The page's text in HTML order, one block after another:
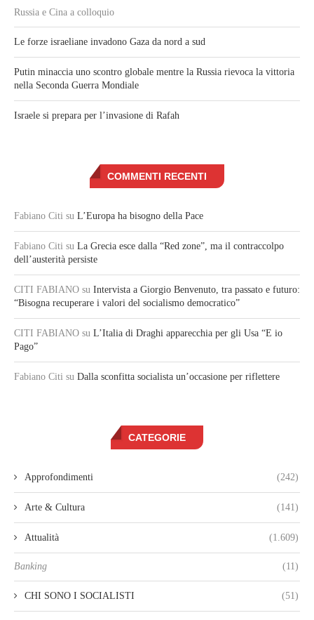
Russia e Cina a colloquio
Le forze israeliane invadono Gaza da nord a sud
Putin minaccia uno scontro globale mentre la Russia rievoca la vittoria
nella Seconda Guerra Mondiale
Israele si prepara per l’invasione di Rafah
COMMENTI RECENTI
Fabiano Citi su L’Europa ha bisogno della Pace
Fabiano Citi su La Grecia esce dalla “Red zone”, ma il contraccolpo
dell’austerità persiste
CITI FABIANO su Intervista a Giorgio Benvenuto, tra passato e futuro:
“Bisogna recuperare i valori del socialismo democratico”
CITI FABIANO su L’Italia di Draghi apparecchia per gli Usa “E io
Pago”
Fabiano Citi su Dalla sconfitta socialista un’occasione per riflettere
CATEGORIE
Approfondimenti (242)
Arte & Cultura (141)
Attualità (1.609)
Banking (11)
CHI SONO I SOCIALISTI (51)